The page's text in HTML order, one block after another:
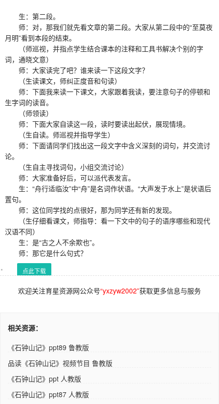
生：第二段。
师：对，那我们就先看文章的第二段。大家从第二段中的“至莫夜
月明”看到本段的结束。
（师巡视，并指点学生结合课本的注释和工具书解决个别的字
词，通晓文意）
师：大家读完了吧？谁来读一下这段文字？
（生读课文，师纠正度音和句读）
师：下面我来读一下课文，大家跟着我读，要注意句子的停顿和
生字词的读音。
（师领读）
师：下面大家自读这一段，读时要读出起伏，展现情境。
（生自读。师巡视并指导学生）
师：下面请同学们找出这一段文字中含义深刻的词句，并交流讨
论。
（生自主寻找词句，小组交流讨论）
师：大家准备好后，可以派代表发言。
生：“舟行适临汝”中“舟”是名词作状语。“大声发于水上”是状语后
置句。
师：这位同学找的点很好，那为同学还有新的发现。
（生仔细看课文，师指导：看一下文中的句子的语序哪些和现代
汉语不同）
生：是“古之人不余欺也”。
师：那它是什么句式？
点此下载
欢迎关注育星资源网公众号“yxzyw2002”获取更多信息与服务
相关资源：
《石钟山记》ppt89 鲁教版
品读《石钟山记》视频节目 鲁教版
《石钟山记》ppt 人教版
《石钟山记》ppt87 人教版